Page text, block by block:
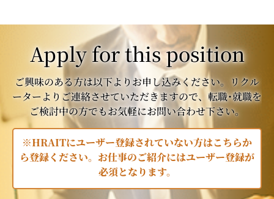
Apply for this position
ご興味のある方は以下よりお申し込みください。リクル
ーターよりご連絡させていただきますので、転職･就職を
ご検討中の方でもお気軽にお問い合わせ下さい。
※HRAITにユーザー登録されていない方はこちらか
ら登録ください。お仕事のご紹介にはユーザー登録が
必須となります。